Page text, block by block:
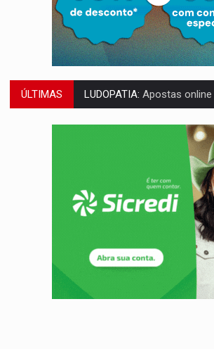
ÚLTIMAS REFLORESTAMENTO: Plantar
OVNIS NA LUA:Cientistas alertam
ACABOU COM PEUGEOT:
Ladrão é filmado
BOLSAS DE PESQUISA: Iniciativa
Brasil tem grandes
VÍDEO:Serpente capturada na
HOMENAGEM: Cientistas cassados